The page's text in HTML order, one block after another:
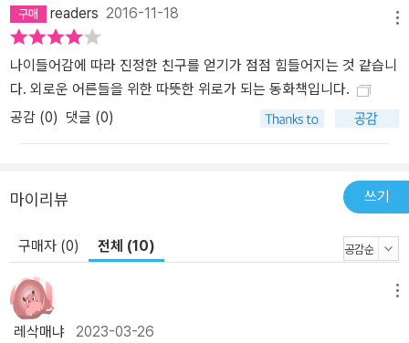
readers 2016-11-18
나이들어감에 따라 진정한 친구를 얻기가 점점 힘들어지는 것 같습니
다. 외로운 어른들을 위한 따뜻한 위로가 되는 동화책입니다.
공감 (0) 댓글 (0)
마이리뷰 쓰기
구매자 (0) 전체 (10)
레삭매냐 2023-03-26